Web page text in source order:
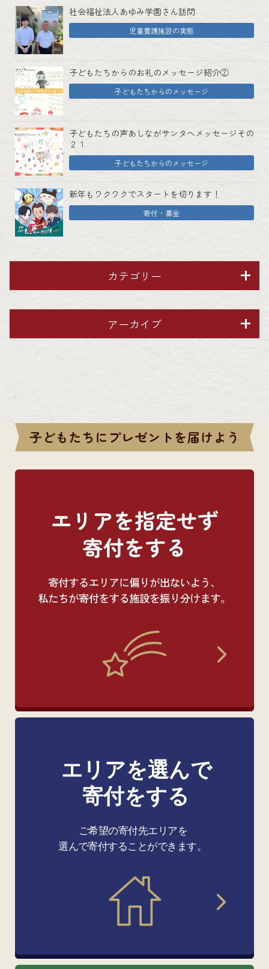
社会福祉法人あゆみ学園さん訪問
児童養護施設の実態
子どもたちからのお礼のメッセージ紹介②
子どもたちからのメッセージ
子どもたちの声あしながサンタへメッセージその
２１
子どもたちからのメッセージ
新年もワクワクでスタートを切ります！
寄付・募金
カテゴリー
アーカイブ